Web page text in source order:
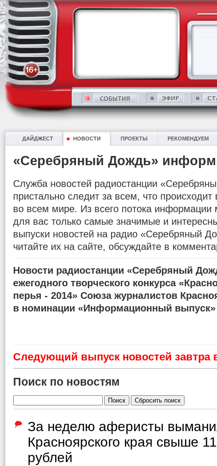
ДАЙДЖЕСТ НОВОСТИ ПРОЕКТЫ РЕКОМЕНДУЕМ
«Серебряный Дождь»
Служба новостей радиостанции
пристально следит за всем, что происходит
во всем мире. Из всего потока информации
для вас только самые значимые и
выпуски новостей на радио «Серебряный
читайте их на сайте, обсуждайте в
Новости радиостанции «Серебряный
ежегодного творческого конкурса
перья - 2014» Союза журналистов
в номинации «Информационный выпуск»
Cледующий выпуск новостей завтра
Поиск по новостям
За неделю аферисты
Красноярского края свыше
рублей